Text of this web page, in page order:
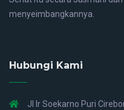
menyeimbangkannya.
Hubungi Kami
Jl Ir Soekarno Puri